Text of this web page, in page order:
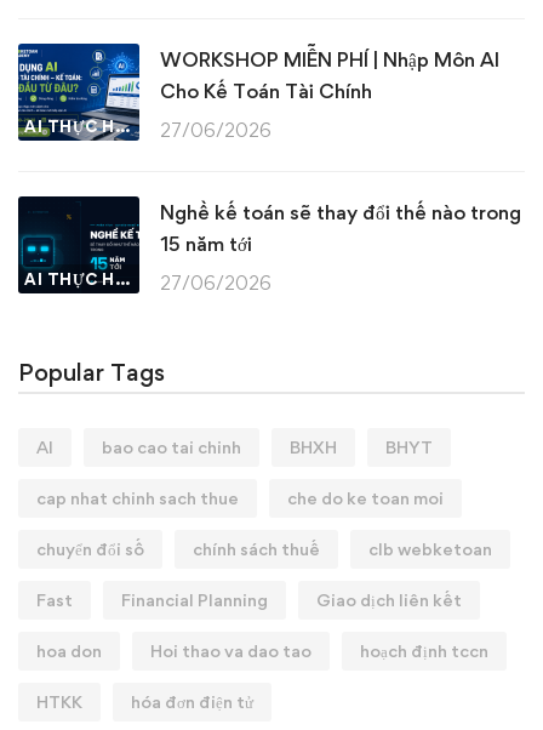
AI THỰC HÀNH
WORKSHOP MIỄN PHÍ | Nhập Môn AI
Cho Kế Toán Tài Chính
27/06/2026
AI THỰC HÀNH
Nghề kế toán sẽ thay đổi thế nào trong
15 năm tới
27/06/2026
Popular Tags
AI bao cao tai chinh BHXH BHYT
cap nhat chinh sach thue che do ke toan moi
chuyển đổi số chính sách thuế clb webketoan
Fast Financial Planning Giao dịch liên kết
hoa don Hoi thao va dao tao hoạch định tccn
HTKK hóa đơn điện tử